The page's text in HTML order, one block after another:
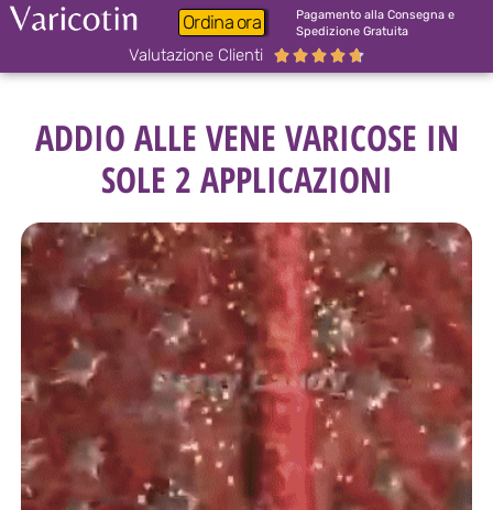
Ordina ora
Pagamento alla Consegna e
Spedizione Gratuita
Valutazione Clienti     
ADDIO ALLE VENE VARICOSE IN
SOLE 2 APPLICAZIONI